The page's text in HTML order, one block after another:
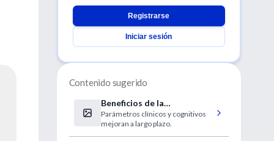
Registrarse
Iniciar sesión
Contenido sugerido
Beneficios de la
adenotonsilectomía son
duraderos en los niños
Parámetros clínicos y cognitivos
mejoran a largo plazo.